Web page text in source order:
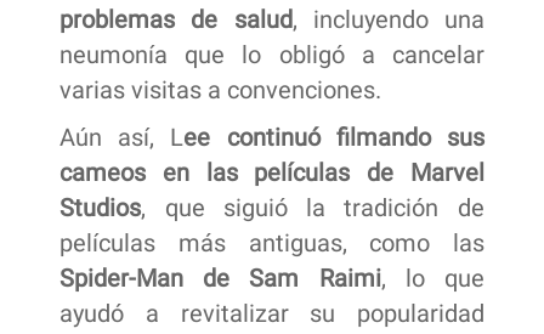
problemas de salud, incluyendo una
neumonía que lo obligó a cancelar
varias visitas a convenciones.
Aún así, Lee continuó filmando sus
cameos en las películas de Marvel
Studios, que siguió la tradición de
películas más antiguas, como las
Spider-Man de Sam Raimi, lo que
ayudó a revitalizar su popularidad